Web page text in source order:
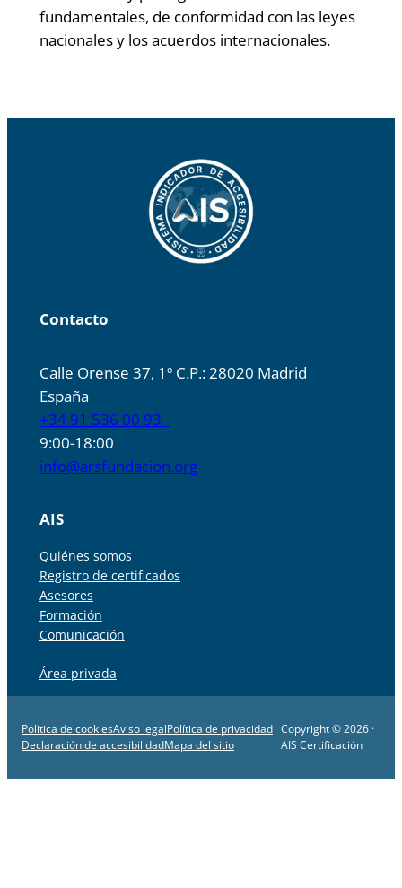
fundamentales, de conformidad con las leyes
nacionales y los acuerdos internacionales.
Contacto
Calle Orense 37, 1º C.P.: 28020 Madrid
España
+34 91 536 00 93
9:00-18:00
info@arsfundacion.org
AIS
Quiénes somos
Registro de certificados
Asesores
Formación
Comunicación
Área privada
Política de cookiesAviso legalPolítica de privacidad
Declaración de accesibilidadMapa del sitio
Copyright © 2026 ·
AIS Certificación